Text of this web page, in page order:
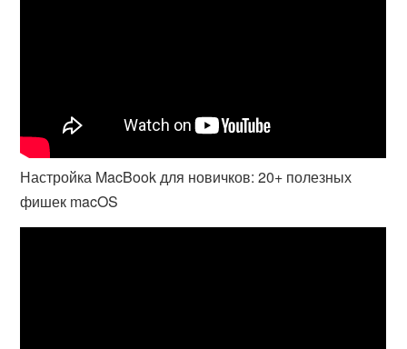
Настройка MacBook для новичков: 20+ полезных
фишек macOS